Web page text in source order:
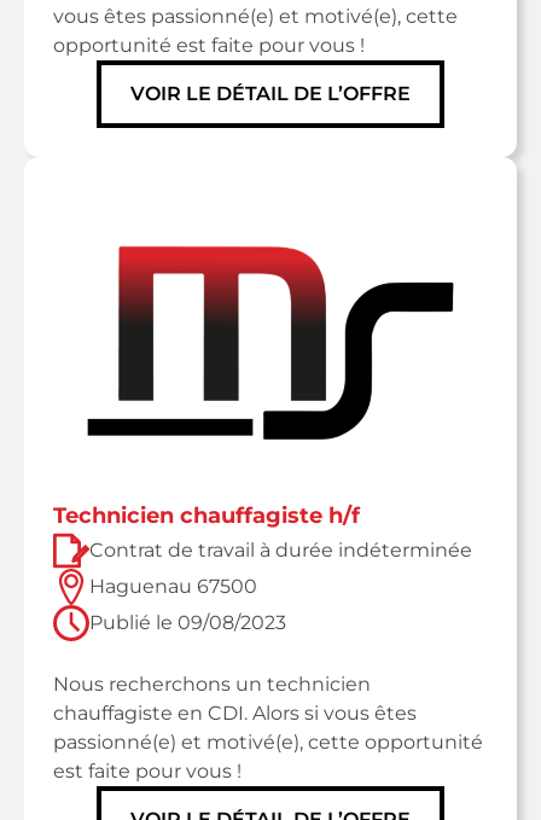
vous êtes passionné(e) et motivé(e), cette
opportunité est faite pour vous !
VOIR LE DÉTAIL DE L’OFFRE
technicien chauffagiste h/f
Contrat de travail à durée indéterminée
Haguenau 67500
Publié le 09/08/2023
Nous recherchons un technicien
chauffagiste en CDI. Alors si vous êtes
passionné(e) et motivé(e), cette opportunité
est faite pour vous !